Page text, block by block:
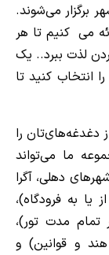
برگزار می‌شوند.
می کنیم تا هر
لذت ببرد.. یک
انتخاب کنید تا
دغدغه‌های‌تان را
ما می‌تواند
دهلی، آگرا
یا به فرودگاه)،
مدت تور)،
و قوانین) و